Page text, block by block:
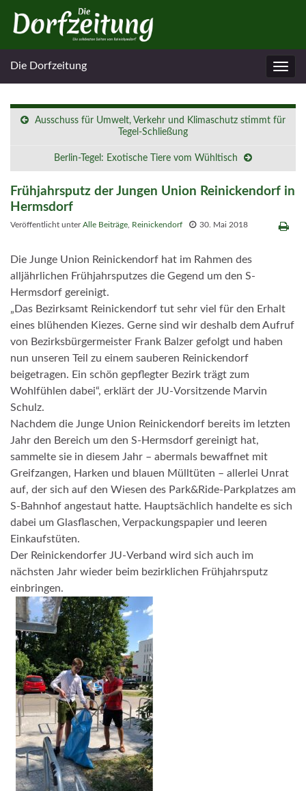
Die Dorfzeitung
Ausschuss für Umwelt, Verkehr und Klimaschutz stimmt für
Tegel-Schließung
Berlin-Tegel: Exotische Tiere vom Wühltisch
Frühjahrsputz der Jungen Union Reinickendorf in
Hermsdorf
Veröffentlicht unterAlle Beiträge Reinickendorf 30. Mai 2018
Die Junge Union Reinickendorf hat im Rahmen des
alljährlichen Frühjahrsputzes die Gegend um den S-
Hermsdorf gereinigt.
„Das Bezirksamt Reinickendorf tut sehr viel für den Erhalt
eines blühenden Kiezes. Gerne sind wir deshalb dem Aufruf
von Bezirksbürgermeister Frank Balzer gefolgt und haben
nun unseren Teil zu einem sauberen Reinickendorf
beigetragen. Ein schön gepflegter Bezirk trägt zum
Wohlfühlen dabei“, erklärt der JU-Vorsitzende Marvin
Schulz.
Nachdem die Junge Union Reinickendorf bereits im letzten
Jahr den Bereich um den S-Hermsdorf gereinigt hat,
sammelte sie in diesem Jahr – abermals bewaffnet mit
Greifzangen, Harken und blauen Mülltüten – allerlei Unrat
auf, der sich auf den Wiesen des Park&Ride-Parkplatzes am
S-Bahnhof angestaut hatte. Hauptsächlich handelte es sich
dabei um Glasflaschen, Verpackungspapier und leeren
Einkaufstüten.
Der Reinickendorfer JU-Verband wird sich auch im
nächsten Jahr wieder beim bezirklichen Frühjahrsputz
einbringen.